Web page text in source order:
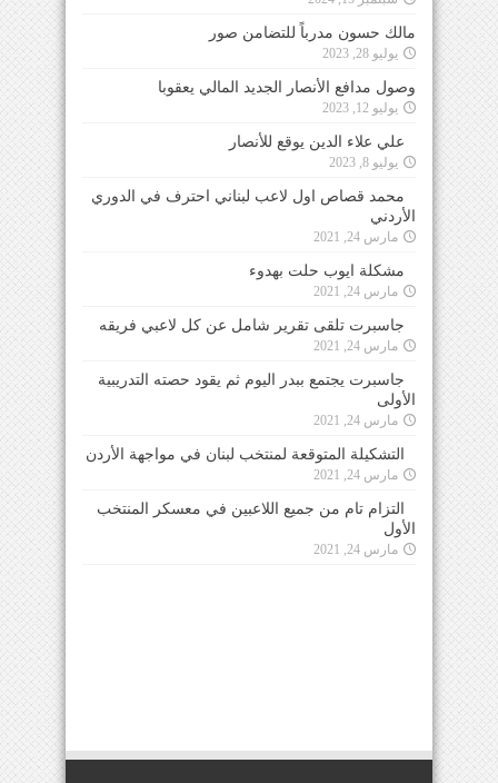
مالك حسون مدرباً للتضامن صور
يوليو 28, 2023
وصول مدافع الأنصار الجديد المالي يعقوبا
يوليو 12, 2023
علي علاء الدين يوقع للأنصار
يوليو 8, 2023
محمد قصاص اول لاعب لبناني احترف في الدوري
الأردني
مارس 24, 2021
مشكلة ايوب حلت بهدوء
مارس 24, 2021
جاسبرت تلقى تقرير شامل عن كل لاعبي فريقه
مارس 24, 2021
جاسبرت يجتمع ببدر اليوم ثم يقود حصته التدريبية
الأولى
مارس 24, 2021
التشكيلة المتوقعة لمنتخب لبنان في مواجهة الأردن
مارس 24, 2021
التزام تام من جميع اللاعبين في معسكر المنتخب
الأول
مارس 24, 2021